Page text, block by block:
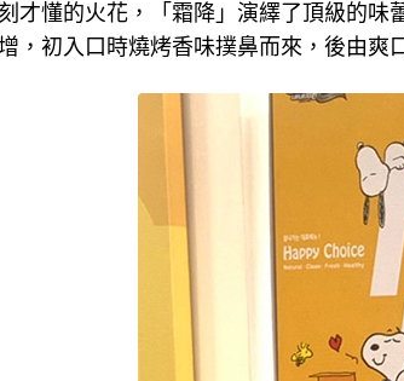
才懂的火花，「霜降」演繹了頂級的味
，初入口時燒烤香味撲鼻而來，後由爽